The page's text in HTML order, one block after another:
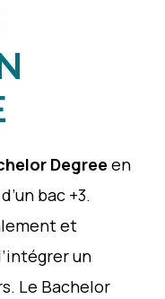
Degree en
bac +3.
et
un
Le Bachelor